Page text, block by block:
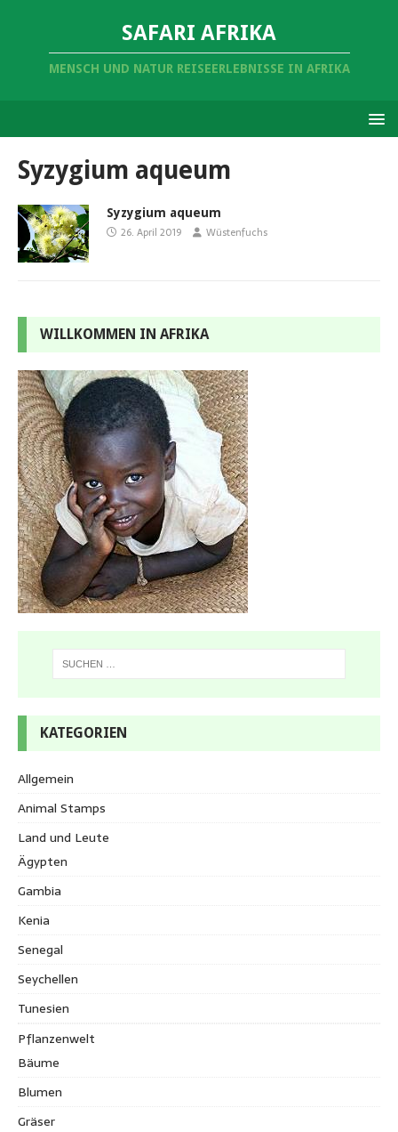
SAFARI AFRIKA
MENSCH UND NATUR REISEERLEBNISSE IN AFRIKA
Syzygium aqueum
Syzygium aqueum
26. April 2019 Wüstenfuchs
WILLKOMMEN IN AFRIKA
KATEGORIEN
Allgemein
Animal Stamps
Land und Leute
Ägypten
Gambia
Kenia
Senegal
Seychellen
Tunesien
Pflanzenwelt
Bäume
Blumen
Gräser